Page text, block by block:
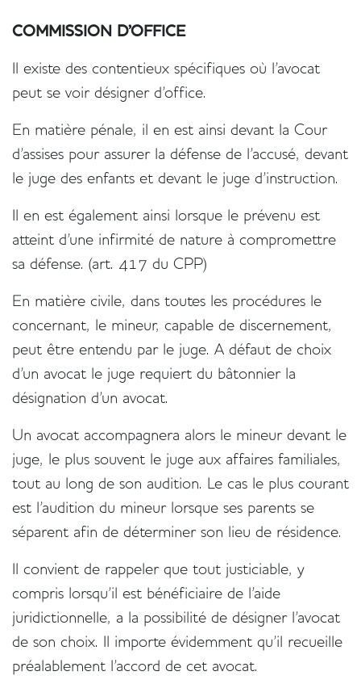
COMMISSION D'OFFICE
Il existe des contentieux spécifiques où l'avocat
peut se voir désigner d'office.
En matière pénale, il en est ainsi devant la Cour
d'assises pour assurer la défense de l'accusé, devant
le juge des enfants et devant le juge d'instruction.
Il en est également ainsi lorsque le prévenu est
atteint d'une infirmité de nature à compromettre
sa défense. (art. 417 du CPP)
En matière civile, dans toutes les procédures le
concernant, le mineur, capable de discernement,
peut être entendu par le juge. A défaut de choix
d'un avocat le juge requiert du bâtonnier la
désignation d'un avocat.
Un avocat accompagnera alors le mineur devant le
juge, le plus souvent le juge aux affaires familiales,
tout au long de son audition. Le cas le plus courant
est l'audition du mineur lorsque ses parents se
séparent afin de déterminer son lieu de résidence.
Il convient de rappeler que tout justiciable, y
compris lorsqu'il est bénéficiaire de l'aide
juridictionnelle, a la possibilité de désigner l'avocat
de son choix. Il importe évidemment qu'il recueille
préalablement l'accord de cet avocat.